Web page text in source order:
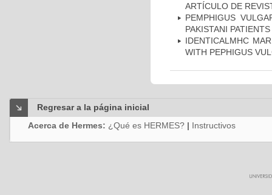
ARTÍCULO DE
PEMPHIGUS
PAKISTANI
IDENTICALMHC
WITH PEPHIGUS
Regresar a la página inicial
Acerca de Hermes: ¿Qué es HERMES? | Instructivos